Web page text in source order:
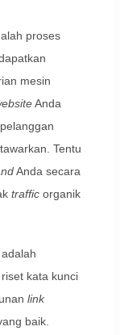
proses
mesin
Anda
Tentu
Anda secara
trafficorganik
kata kunci
link
baik.